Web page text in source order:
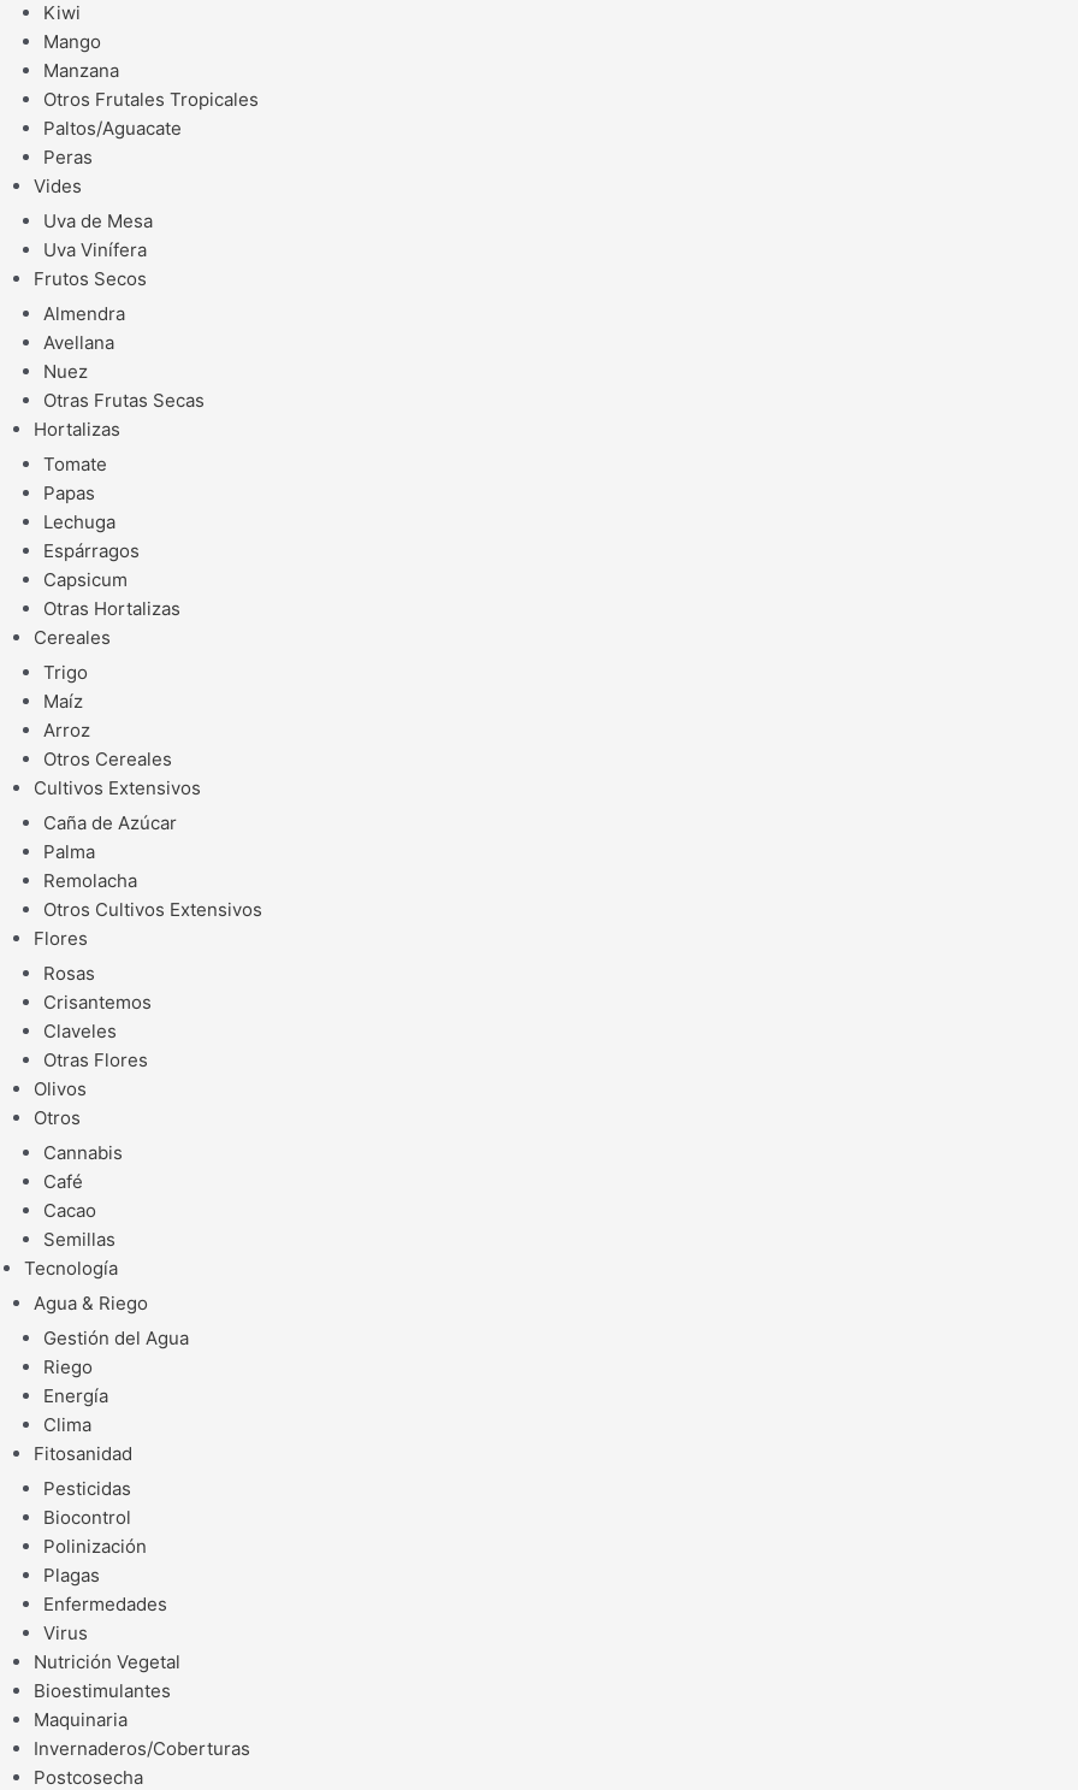
Kiwi
Mango
Manzana
Otros Frutales Tropicales
Paltos/Aguacate
Peras
Vides
Uva de Mesa
Uva Vinífera
Frutos Secos
Almendra
Avellana
Nuez
Otras Frutas Secas
Hortalizas
Tomate
Papas
Lechuga
Espárragos
Capsicum
Otras Hortalizas
Cereales
Trigo
Maíz
Arroz
Otros Cereales
Cultivos Extensivos
Caña de Azúcar
Palma
Remolacha
Otros Cultivos Extensivos
Flores
Rosas
Crisantemos
Claveles
Otras Flores
Olivos
Otros
Cannabis
Café
Cacao
Semillas
Tecnología
Agua & Riego
Gestión del Agua
Riego
Energía
Clima
Fitosanidad
Pesticidas
Biocontrol
Polinización
Plagas
Enfermedades
Virus
Nutrición Vegetal
Bioestimulantes
Maquinaria
Invernaderos/Coberturas
Postcosecha